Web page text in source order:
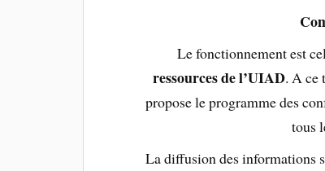
Le fonctionnement est
ressources de l’UIAD. A ce
propose le programme des
tous
La diffusion des informations